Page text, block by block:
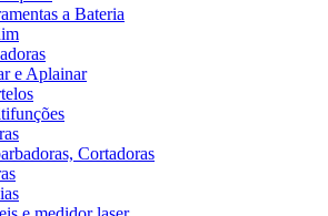
a Bateria
e Aplainar
Cortadoras